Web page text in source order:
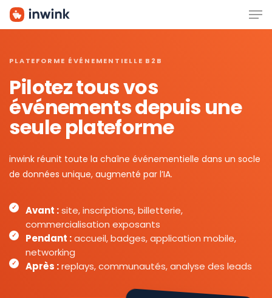
Skip
PLATEFORME ÉVÉNEMENTIELLE B2B
Pilotez tous vos
événements depuis une
seule plateforme
inwink réunit toute la chaîne événementielle dans un socle
de données unique, augmenté par l’IA.
Avant :site, inscriptions, billetterie,
commercialisation exposants
Pendant :accueil, badges, application mobile,
networking
Après :replays, communautés, analyse des leads